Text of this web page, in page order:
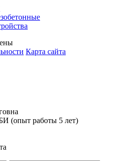
Карта сайта
(опыт работы 5 лет)